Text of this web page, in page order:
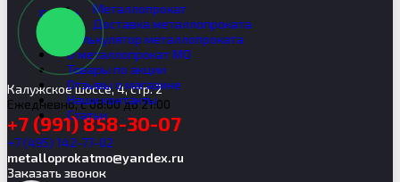
Статьи
Металлопрокат
Доставка металлопроката
Калькулятор металлопроката
О металлопрокат МО
Товары по акции
Отзывы о магазине
Наши контакты
Статьи
Калужское шоссе, 4, стр. 2
Ежедневно, с 08:00 до 21:00
+7 (991) 858-30-07
+7 (495) 142-77-02
metalloprokatmo@yandex.ru
Заказать звонок